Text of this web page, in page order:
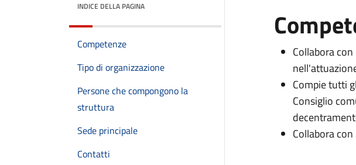
INDICE DELLA PAGINA
Competenze
Tipo di organizzazione
Persone che compongono la
struttura
Sede principale
Contatti
Collabora
Compie tutti
Consiglio
Collabora